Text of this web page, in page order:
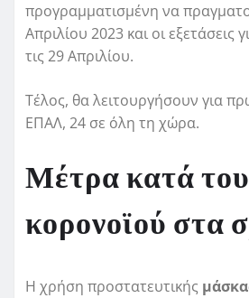
προγραμματισμένη να
Απριλίου 2023 και οι εξετάσεις
τις 29 Απριλίου.
Τέλος, θα λειτουργήσουν για
ΕΠΑΛ, 24 σε όλη τη χώρα.
Μέτρα κατά του
κορονοϊού στα
Η χρήση προστατευτικής